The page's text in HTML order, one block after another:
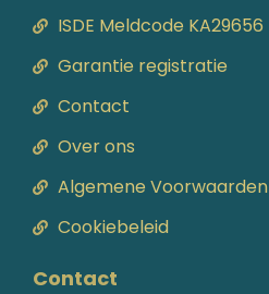
ISDE Meldcode KA29656
Garantie registratie
Contact
Over ons
Algemene Voorwaarden
Cookiebeleid
Contact